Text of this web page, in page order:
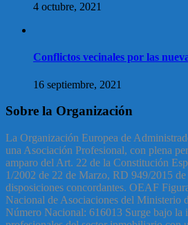
4 octubre, 2021
Conflictos vecinales por las
16 septiembre, 2021
Sobre la Organización
La Organización Europea de
una Asociación Profesional, con plena
amparo del Art. 22 de la Constitución
1/2002 de 22 de Marzo, RD 949/2015
disposiciones concordantes. OEAF
Nacional de Asociaciones del Ministerio
Número Nacional: 616013 Surge bajo la